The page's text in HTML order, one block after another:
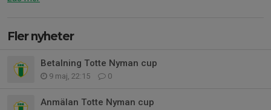
Fler nyheter
Betalning Totte Nyman cup
9 maj, 22:15 0
Anmälan Totte Nyman cup